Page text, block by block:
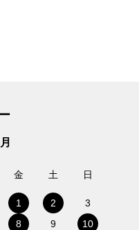
金 土 日
1 2
3
8 9
10